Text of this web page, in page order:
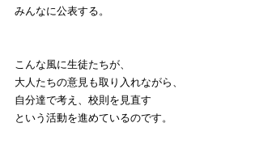
みんなに公表する。
こんな風に生徒たちが、
大人たちの意見も取り入れながら、
自分達で考え、校則を見直す
という活動を進めているのです。